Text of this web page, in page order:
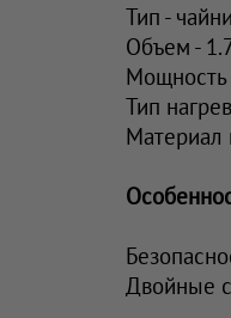
Тип -
Объем -
Мощность
Тип
Материал
Двойные